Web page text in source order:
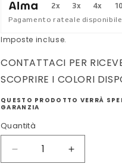
a
listino
2x 3x 4x
Pagamento rateale
Imposte incluse.
CONTATTACI PER
SCOPRIRE I COLORI
QUESTO PRODOTTO VERRÀ
GARANZIA
Quantità
Diminuisci
Aumenta